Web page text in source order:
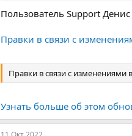
Пользователь Support
Правки в связи с
Правки в связи с изменениями
Узнать больше об этом